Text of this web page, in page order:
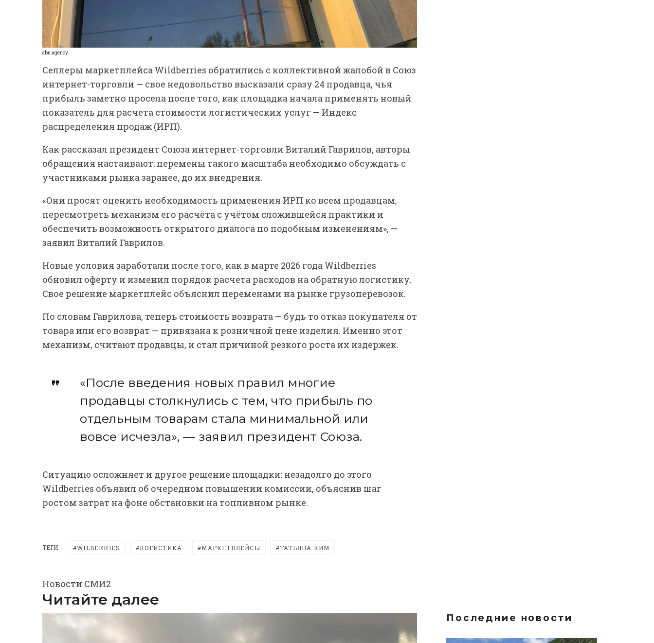
abn.agency
Селлеры маркетплейса Wildberries обратились с коллективной жалобой в Союз
интернет-торговли — свое недовольство высказали сразу 24 продавца, чья
прибыль заметно просела после того, как площадка начала применять новый
показатель для расчета стоимости логистических услуг — Индекс
распределения продаж (ИРП).
Как рассказал президент Союза интернет-торговли Виталий Гаврилов, авторы
обращения настаивают: перемены такого масштаба необходимо обсуждать с
участниками рынка заранее, до их внедрения.
«Они просят оценить необходимость применения ИРП ко всем продавцам,
пересмотреть механизм его расчёта с учётом сложившейся практики и
обеспечить возможность открытого диалога по подобным изменениям», —
заявил Виталий Гаврилов.
Новые условия заработали после того, как в марте 2026 года Wildberries
обновил оферту и изменил порядок расчета расходов на обратную логистику.
Свое решение маркетплейс объяснил переменами на рынке грузоперевозок.
По словам Гаврилова, теперь стоимость возврата — будь то отказ покупателя от
товара или его возврат — привязана к розничной цене изделия. Именно этот
механизм, считают продавцы, и стал причиной резкого роста их издержек.
«После введения новых правил многие
продавцы столкнулись с тем, что прибыль по
отдельным товарам стала минимальной или
вовсе исчезла», — заявил президент Союза.
Ситуацию осложняет и другое решение площадки: незадолго до этого
Wildberries объявил об очередном повышении комиссии, объяснив шаг
ростом затрат на фоне обстановки на топливном рынке.
ТЕГИ WILBERRIES ЛОГИСТИКА МАРКЕТПЛЕЙСЫ ТАТЬЯНА КИМ
Новости СМИ2
Читайте далее
Последние новости